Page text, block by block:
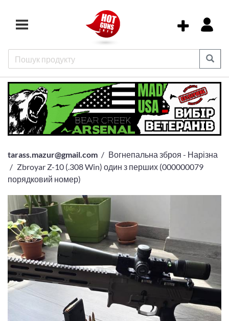
tarass.mazur@gmail.com
Вогнепальна зброя - Нарізна
Zbroyar Z-10 (.308 Win) один з перших (000000079
порядковий номер)